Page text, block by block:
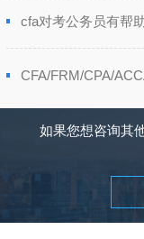
cfa对考公务员有帮
如果您想咨询其